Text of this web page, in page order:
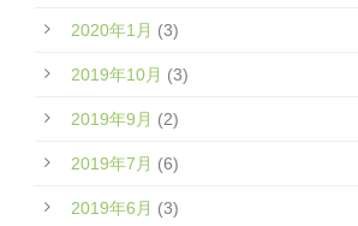
2020年1月 (3)
2019年10月 (3)
2019年9月 (2)
2019年7月 (6)
2019年6月 (3)